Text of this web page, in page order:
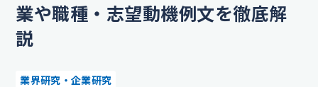
業や職種・志望動機例文を徹底解
説
業界研究・企業研究